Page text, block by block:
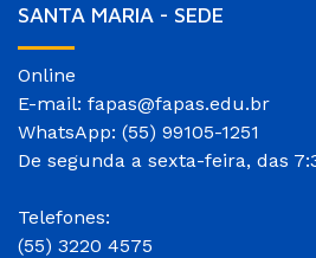
SANTA MARIA - SEDE
Online
E-mail: fapas@fapas.edu.br
WhatsApp: (55) 99105-1251
De segunda a sexta-feira, das
Telefones:
(55) 3220 4575